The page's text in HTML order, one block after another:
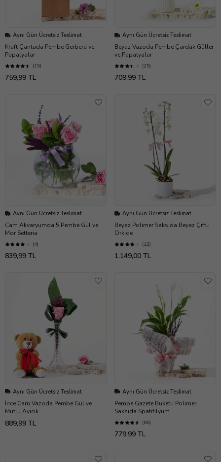
Aynı Gün Ücretsiz Teslimat
Kraft Çantada Pembe Gerbera ve
Papatyalar
(15)
759,99 TL
Aynı Gün Ücretsiz Teslimat
Beyaz Vazoda Pembe Çardak Güller
ve Papatyalar
(25)
709,99 TL
Aynı Gün Ücretsiz Teslimat
Cam Akvaryumda 5 Pembe Gül ve
Mor Setteria
(4)
839,99 TL
Aynı Gün Ücretsiz Teslimat
Beyaz Polimer Saksıda Beyaz Çiftli
Orkide
(12)
1.149,00 TL
Aynı Gün Ücretsiz Teslimat
İnce Cam Vazoda Pembe Gül ve
Mutlu Ayıcık
889,99 TL
Aynı Gün Ücretsiz Teslimat
Pembe Gazete Buketli Polimer
Saksıda Spatifilyum
(86)
779,99 TL